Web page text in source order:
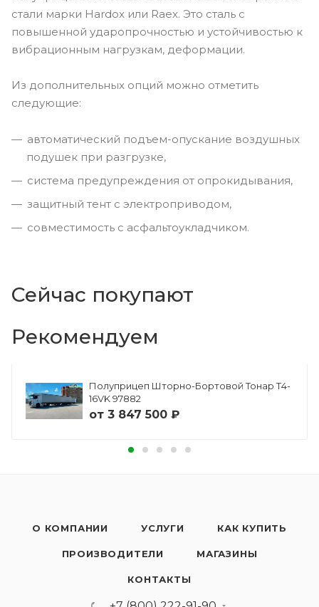
стали марки Hardox или Raex. Это сталь с
повышенной ударопрочностью и устойчивостью к
вибрационным нагрузкам, деформации.
Из дополнительных опций можно отметить
следующие:
автоматический подъем-опускание воздушных
подушек при разгрузке,
система предупреждения от опрокидывания,
защитный тент с электроприводом,
совместимость с асфальтоукладчиком.
Сейчас покупают
Рекомендуем
Полуприцеп Шторно-Бортовой Тонар Т4-
16VK 97882
от 3 847 500 ₽
О КОМПАНИИ УСЛУГИ КАК КУПИТЬ
ПРОИЗВОДИТЕЛИ МАГАЗИНЫ
КОНТАКТЫ